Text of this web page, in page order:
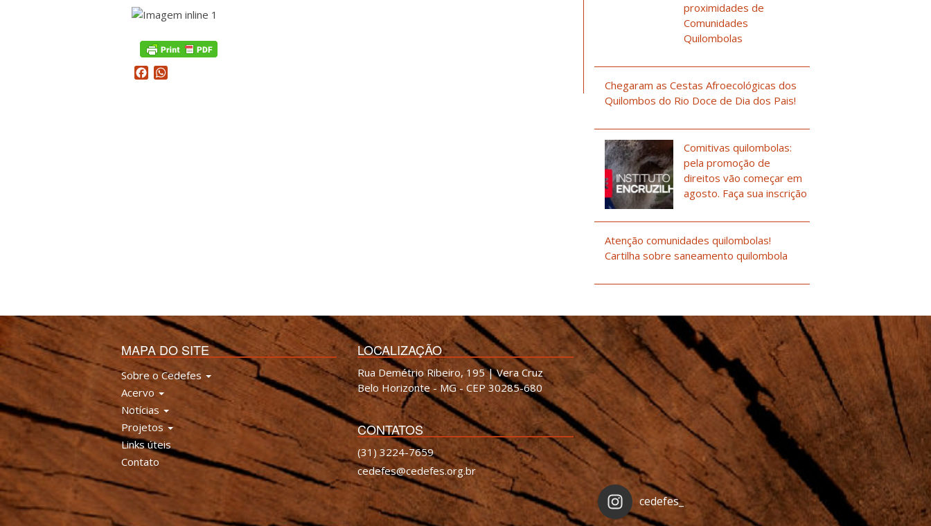
Facebook
proximidades de
Comunidades
Quilombolas
Chegaram as Cestas Afroecológicas dos
Quilombos do Rio Doce de Dia dos Pais!
Comitivas quilombolas:
pela promoção de
direitos vão começar em
agosto. Faça sua inscrição
Atenção comunidades quilombolas!
Cartilha sobre saneamento quilombola
MAPA DO SITE
Sobre o Cedefes
Acervo
Notícias
Projetos
Links úteis
Contato
LOCALIZAÇÃO
Rua Demétrio Ribeiro, 195 | Vera Cruz
Belo Horizonte - MG - CEP 30285-680
CONTATOS
(31) 3224-7659
cedefes@cedefes.org.br
cedefes_